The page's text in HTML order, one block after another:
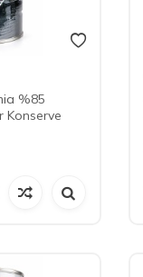
%85
Konserve